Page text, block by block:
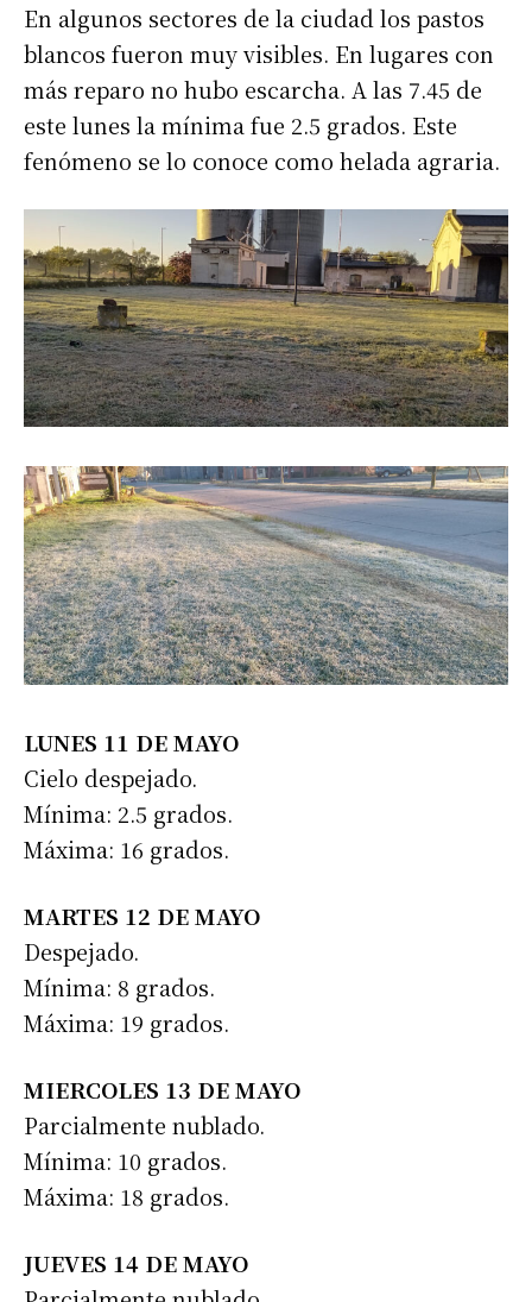
En algunos sectores de la ciudad los pastos
blancos fueron muy visibles. En lugares con
más reparo no hubo escarcha. A las 7.45 de
este lunes la mínima fue 2.5 grados. Este
fenómeno se lo conoce como helada agraria.
LUNES 11 DE MAYO
Cielo despejado.
Mínima: 2.5 grados.
Máxima: 16 grados.
MARTES 12 DE MAYO
Despejado.
Mínima: 8 grados.
Máxima: 19 grados.
MIERCOLES 13 DE MAYO
Parcialmente nublado.
Mínima: 10 grados.
Máxima: 18 grados.
JUEVES 14 DE MAYO